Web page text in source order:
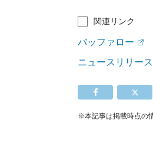
関連リンク
バッファロー
ニュースリリース
※本記事は掲載時点の